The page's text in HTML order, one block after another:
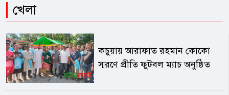
খেলা
কচুয়ায় আরাফাত রহমান কোকো
স্মরণে প্রীতি ফুটবল ম্যাচ অনুষ্ঠিত